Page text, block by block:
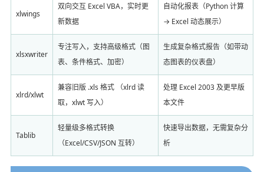
xlwings
双向交互 Excel VBA，实时更
新数据
自动化报表（Python 计算
→ Excel 动态展示）
xlsxwriter
专注写入，支持高级格式（图
表、条件格式、加密）
生成复杂格式报告（如带动
态图表的仪表盘）
xlrd/xlwt
兼容旧版 .xls 格式 （xlrd 读
取，xlwt 写入）
处理 Excel 2003 及更早版
本文件
Tablib
轻量级多格式转换
（Excel/CSV/JSON 互转）
快速导出数据，无需复杂分
析